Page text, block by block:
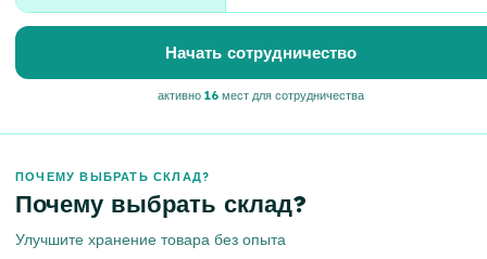
Начать сотрудничество
активно 16 мест для сотрудничества
ПОЧЕМУ ВЫБРАТЬ СКЛАД?
Почему выбрать склад?
Улучшите хранение товара без опыта